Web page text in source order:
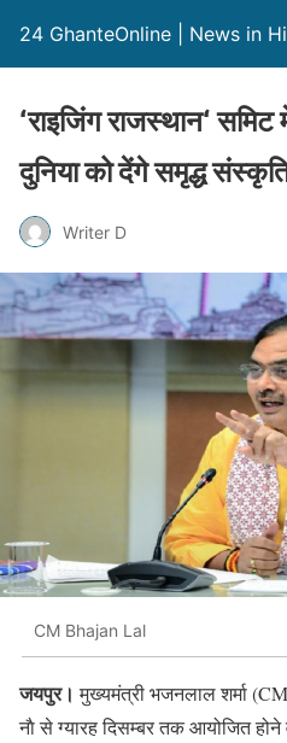
24 GhanteOnline | News in
‘राइजिंग राजस्थान‘
दुनिया को देंगे समृद्ध
Writer D
CM Bhajan Lal
जयपुर। मुख्यमंत्री भजनलाल शर्मा
नाै से ग्यारह दिसम्बर तक आयोजित होने